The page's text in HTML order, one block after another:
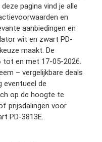
pagina vind je alle
en
aanbiedingen en
wit en zwart PD-
maakt. De
tot en met 17-05-2026.
– vergelijkbare deals
eventueel de
op de hoogte te
prijsdalingen voor
PD-3813E.